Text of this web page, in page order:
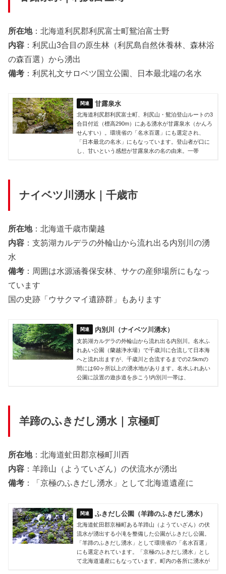
所在地：北海道利尻郡利尻富士町鴛泊富士野
内容 ：利尻山3合目の原生林（利尻島自然休養林、森林浴
の森百選）から湧出
備考 ：利尻礼文サロベツ国立公園、日本最北端の名水
甘露泉水
北海道利尻郡利尻富士町、利尻山・鴛泊登山ルートの3
合目付近（標高290m）にある湧水が甘露泉水（かんろ
せんすい）。環境省の「名水百選」にも選定され、
「日本最北の名水」にもなっています。登山者が口に
し、甘いという感想が甘露泉水の名の由来。一帯
ナイベツ川湧水｜千歳市
所在地：北海道千歳市蘭越
内容 ：支笏湖カルデラの外輪山から流れ出る内別川の湧
水
備考 ：周囲は水源涵養保安林、サケの産卵場所にもなっ
ています
国の史跡「ウサクマイ遺跡群」もあります
内別川（ナイベツ川湧水）
支笏湖カルデラの外輪山から流れ出る内別川。名水ふ
れあい公園（蘭越浄水場）で千歳川に合流して日本海
へと流れ出ますが、千歳川と合流するまでの2.5kmの
間には60ヶ所以上の湧水地があります。名水ふれあい
公園に設置の遊歩道を歩こう!内別川一帯は、
羊蹄のふきだし湧水｜京極町
所在地：北海道虻田郡京極町川西
内容 ：羊蹄山（ようていざん）の伏流水が湧出
備考 ：「京極のふきだし湧水」として北海道遺産に
ふきだし公園（羊蹄のふきだし湧水）
北海道虻田郡京極町ある羊蹄山（ようていざん）の伏
流水が湧出する小滝を整備した公園がふきだし公園。
「羊蹄のふきだし湧水」として環境省の「名水百選」
にも選定されています。「京極のふきだし湧水」とし
て北海道遺産にもなっています。町内の各所に湧水が